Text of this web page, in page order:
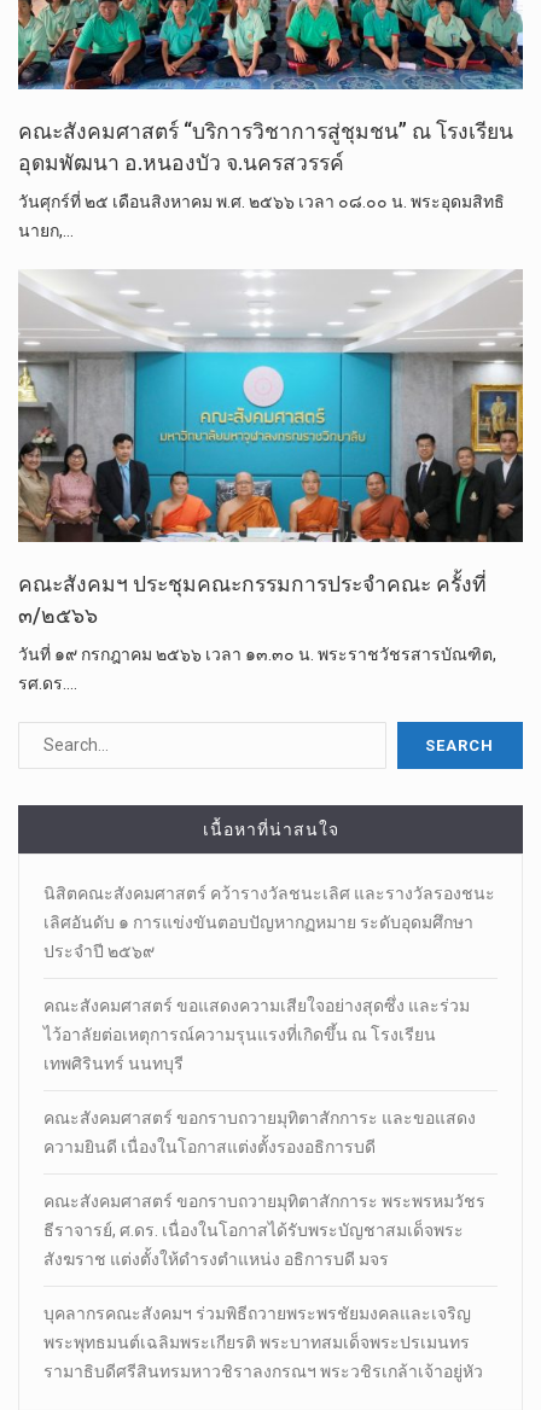
คณะสังคมศาสตร์ “บริการวิชาการสู่ชุมชน” ณ โรงเรียน
อุดมพัฒนา อ.หนองบัว จ.นครสวรรค์
วันศุกร์ที่ ๒๕ เดือนสิงหาคม พ.ศ. ๒๕๖๖ เวลา ๐๘.๐๐ น. พระอุดมสิทธิ
นายก,…
คณะสังคมฯ ประชุมคณะกรรมการประจำคณะ ครั้งที่
๓/๒๕๖๖
วันที่ ๑๙ กรกฎาคม ๒๕๖๖ เวลา ๑๓.๓๐ น. พระราชวัชรสารบัณฑิต,
รศ.ดร.…
เนื้อหาที่น่าสนใจ
นิสิตคณะสังคมศาสตร์​ คว้ารางวัลชนะเลิศ และรางวัลรองชนะ
เลิศอันดับ ๑ การแข่งขันตอบปัญหากฏหมาย ระดับอุดมศึกษา
ประจำปี ๒๕๖๙
คณะสังคมศาสตร์ ขอแสดงความเสียใจอย่างสุดซึ่ง และร่วม
ไว้อาลัยต่อเหตุการณ์ความรุนแรงที่เกิดขึ้น ณ โรงเรียน
เทพศิรินทร์ นนทบุรี
คณะสังคมศาสตร์ ขอกราบถวายมุทิตาสักการะ และขอแสดง
ความยินดี เนื่องในโอกาสแต่งตั้งรองอธิการบดี
คณะสังคมศาสตร์ ขอกราบถวายมุทิตาสักการะ พระพรหมวัชร
ธีราจารย์, ศ.ดร. เนื่องในโอกาสได้รับพระบัญชาสมเด็จพระ
สังฆราช แต่งตั้งให้ดำรงตำแหน่ง อธิการบดี มจร
บุคลากรคณะสังคมฯ ร่วมพิธีถวายพระพรชัยมงคลและเจริญ
พระพุทธมนต์เฉลิมพระเกียรติ พระบาทสมเด็จพระปรเมนทร
รามาธิบดีศรีสินทรมหาวชิราลงกรณฯ พระวชิรเกล้าเจ้าอยู่หัว